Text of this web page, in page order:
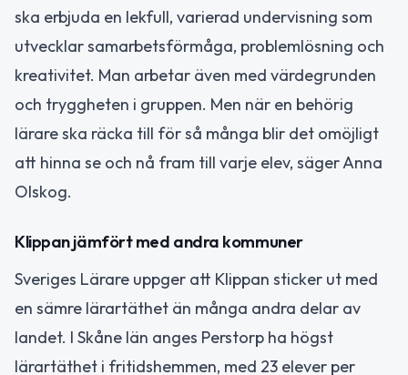
ska erbjuda en lekfull, varierad undervisning som
utvecklar samarbetsförmåga, problemlösning och
kreativitet. Man arbetar även med värdegrunden
och tryggheten i gruppen. Men när en behörig
lärare ska räcka till för så många blir det omöjligt
att hinna se och nå fram till varje elev, säger Anna
Olskog.
Klippan jämfört med andra kommuner
Sveriges Lärare uppger att Klippan sticker ut med
en sämre lärartäthet än många andra delar av
landet. I Skåne län anges Perstorp ha högst
lärartäthet i fritidshemmen, med 23 elever per